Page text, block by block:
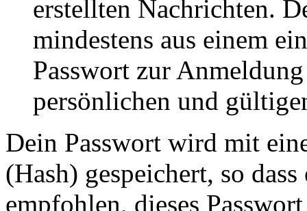
erstellten Nachrichten.
mindestens aus einem
Passwort zur
persönlichen und
Dein Passwort wird mit
(Hash) gespeichert, so
empfohlen, dieses